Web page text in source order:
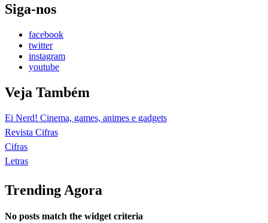
Siga-nos
facebook
twitter
instagram
youtube
Veja Também
Ei Nerd! Cinema, games, animes e gadgets
Revista Cifras
Cifras
Letras
Trending Agora
No posts match the widget criteria